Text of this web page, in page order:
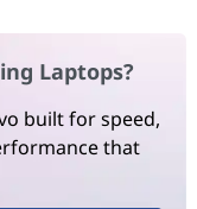
Laptops?
built for speed,
that